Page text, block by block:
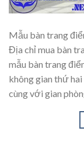
Mẫu bàn trang
Địa chỉ mua bàn
mẫu bàn trang
không gian thứ
cùng với gian